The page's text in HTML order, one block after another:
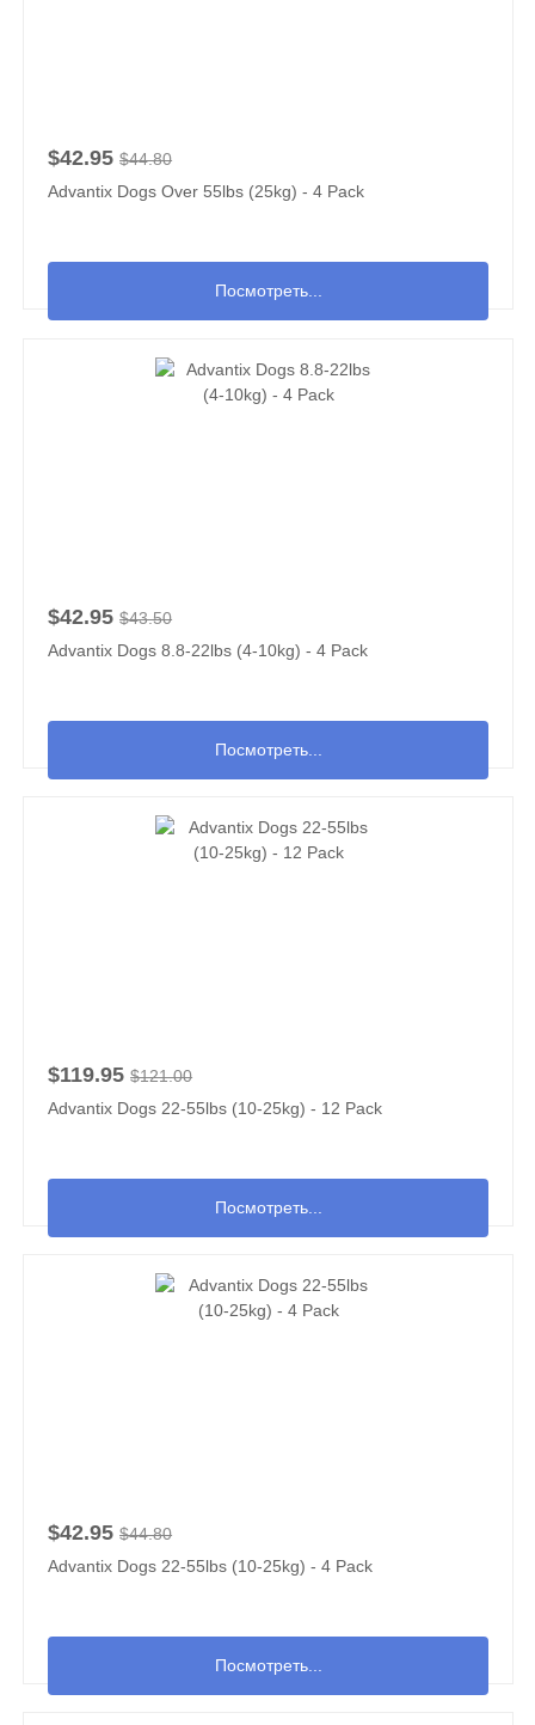
$42.95 $44.80
Advantix Dogs Over 55lbs (25kg) - 4 Pack
Посмотреть...
$42.95 $43.50
Advantix Dogs 8.8-22lbs (4-10kg) - 4 Pack
Посмотреть...
$119.95 $121.00
Advantix Dogs 22-55lbs (10-25kg) - 12 Pack
Посмотреть...
$42.95 $44.80
Advantix Dogs 22-55lbs (10-25kg) - 4 Pack
Посмотреть...